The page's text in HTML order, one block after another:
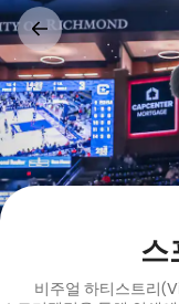
콘텐츠로
바로가기
스
비주얼 하티스트리